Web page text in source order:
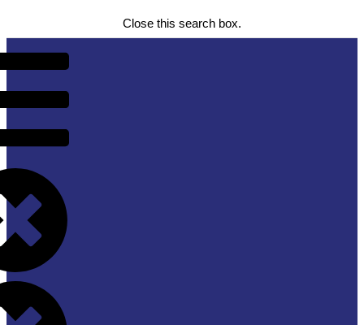
Close this search box.